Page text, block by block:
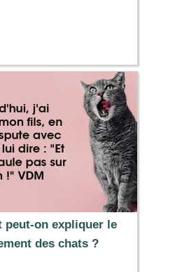
peut-on expliquer le
des chats ?